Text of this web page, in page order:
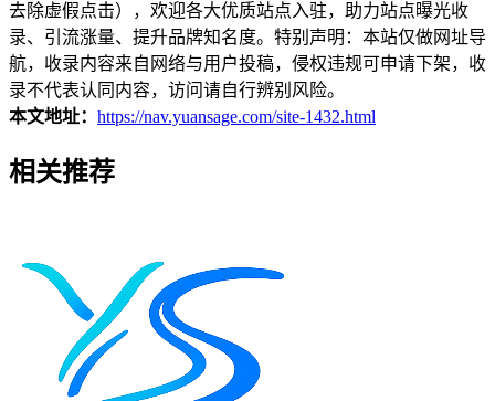
去除虚假点击），欢迎各大优质站点入驻，助力站点曝光收
录、引流涨量、提升品牌知名度。特别声明：本站仅做网址导
航，收录内容来自网络与用户投稿，侵权违规可申请下架，收
录不代表认同内容，访问请自行辨别风险。
本文地址： https://nav.yuansage.com/site-1432.html
相关推荐